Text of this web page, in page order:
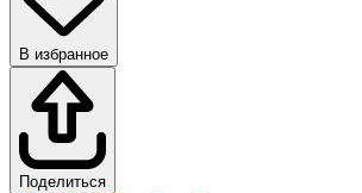
В избранное
Поделиться